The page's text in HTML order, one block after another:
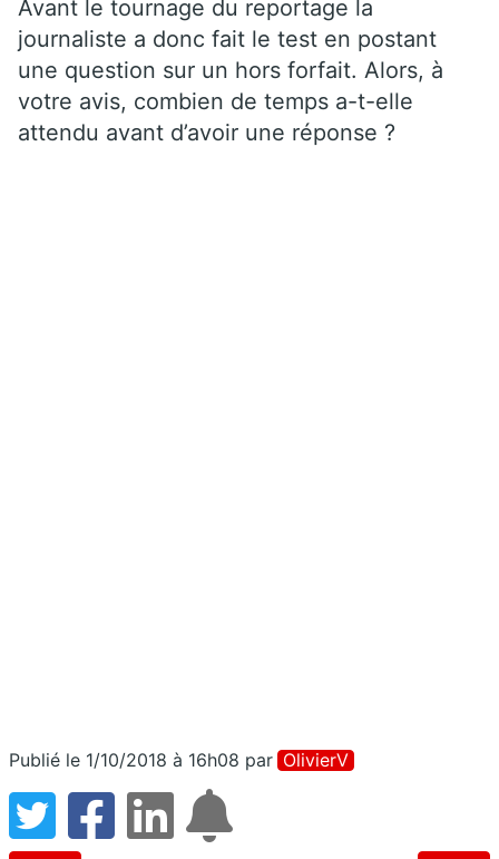
Avant le tournage du reportage la
journaliste a donc fait le test en postant
une question sur un hors forfait. Alors, à
votre avis, combien de temps a-t-elle
attendu avant d’avoir une réponse ?
Publié le 1/10/2018 à 16h08 par OlivierV